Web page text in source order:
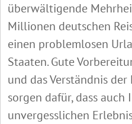
überwältigende
Millionen deutschen
einen problemlosen
Staaten. Gute
und das Verständnis
sorgen dafür, dass auch
unvergesslichen